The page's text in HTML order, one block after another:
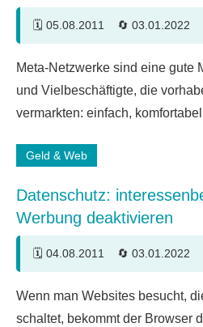
05.08.2011 03.01.2022
Kommentare
Meta-Netzwerke sind eine gute
und Vielbeschäftigte, die
vermarkten: einfach,
Geld & Web
Datenschutz:
Werbung deaktivieren
04.08.2011 03.01.2022
Kommentare
Wenn man Websites besucht,
schaltet, bekommt der Browser